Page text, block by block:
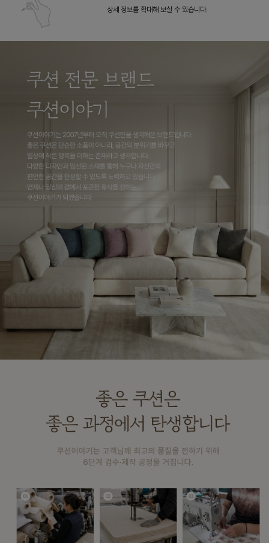
상세 정보를 확대해 보실 수 있습니다.